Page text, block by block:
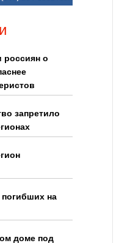
россиян о
запретило
на
доме под